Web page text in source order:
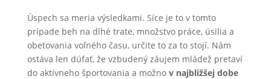
Úspech sa meria výsledkami. Síce je to v tomto
prípade beh na dlhé trate, množstvo práce, úsilia a
obetovania voľného času, určite to za to stojí. Nám
ostáva len dúfať, že vzbudený záujem mládež pretaví
do aktívneho športovania a možno v najbližšej dobe